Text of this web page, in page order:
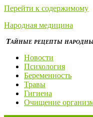
Перейти к содержимому
Народная медицина
Тайные рецепты
Новости
Психология
Беременность
Травы
Гигиена
Очищение